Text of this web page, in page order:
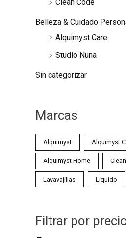
r
Clean Code
Belleza & Cuidado
Alquimyst Care
Studio Nuna
Sin categorizar
Marcas
Alquimyst Alquimyst
Alquimyst Home
Lavavajillas Líquido
Filtrar por